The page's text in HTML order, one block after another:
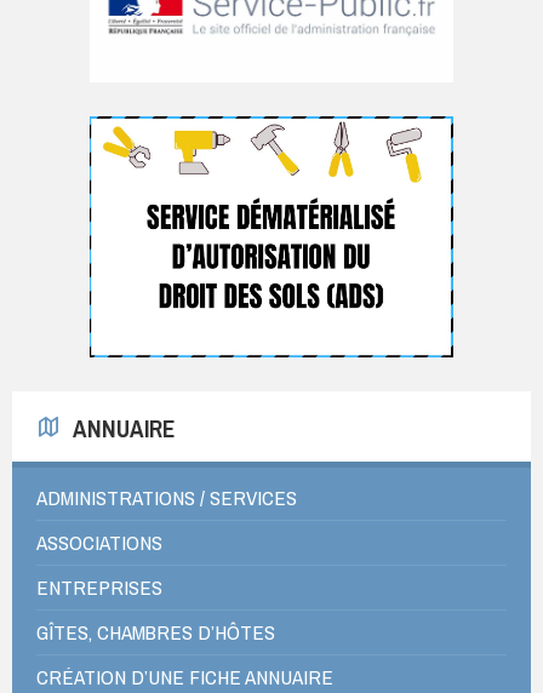
ANNUAIRE
ADMINISTRATIONS / SERVICES
ASSOCIATIONS
ENTREPRISES
GÎTES, CHAMBRES D’HÔTES
CRÉATION D’UNE FICHE ANNUAIRE